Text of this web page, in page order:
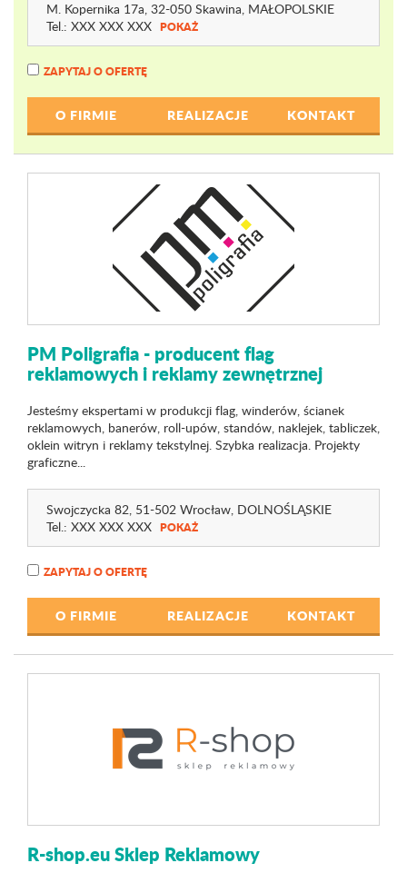
M. Kopernika 17a, 32-050 Skawina, MAŁOPOLSKIE
Tel.: XXX XXX XXX POKAŻ
ZAPYTAJ O OFERTĘ
O FIRMIE REALIZACJE KONTAKT
PM Poligrafia - producent flag
reklamowych i reklamy zewnętrznej
Jesteśmy ekspertami w produkcji flag, winderów, ścianek
reklamowych, banerów, roll-upów, standów, naklejek, tabliczek,
oklein witryn i reklamy tekstylnej. Szybka realizacja. Projekty
graficzne...
Swojczycka 82, 51-502 Wrocław, DOLNOŚLĄSKIE
Tel.: XXX XXX XXX POKAŻ
ZAPYTAJ O OFERTĘ
O FIRMIE REALIZACJE KONTAKT
R-shop.eu Sklep Reklamowy